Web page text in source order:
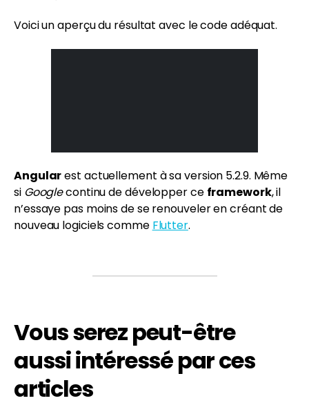
Voici un aperçu du résultat avec le code adéquat.
Angularest actuellement à sa version 5.2.9. Même
si Googlecontinu de développer ce framework, il
n’essaye pas moins de se renouveler en créant de
nouveau logiciels comme Flutter.
Vous serez peut-être
aussi intéressé par ces
articles